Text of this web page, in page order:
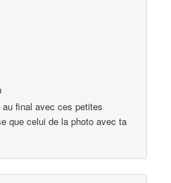
final avec ces petites
que celui de la photo avec ta